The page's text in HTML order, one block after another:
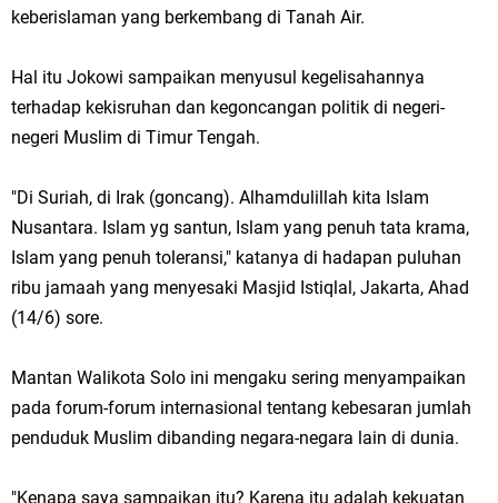
keberislaman yang berkembang di Tanah Air.
Hal itu Jokowi sampaikan menyusul kegelisahannya
terhadap kekisruhan dan kegoncangan politik di negeri-
negeri Muslim di Timur Tengah.
"Di Suriah, di Irak (goncang). Alhamdulillah kita Islam
Nusantara. Islam yg santun, Islam yang penuh tata krama,
Islam yang penuh toleransi," katanya di hadapan puluhan
ribu jamaah yang menyesaki Masjid Istiqlal, Jakarta, Ahad
(14/6) sore.
Mantan Walikota Solo ini mengaku sering menyampaikan
pada forum-forum internasional tentang kebesaran jumlah
penduduk Muslim dibanding negara-negara lain di dunia.
"Kenapa saya sampaikan itu? Karena itu adalah kekuatan